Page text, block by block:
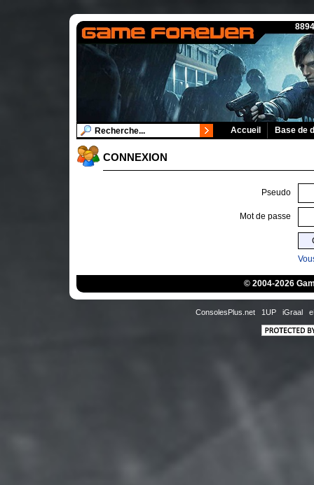
Accueil Base de
CONNEXION
Pseudo
Mot de passe
© 2004-2026
ConsolesPlus.net 1UP iGraal